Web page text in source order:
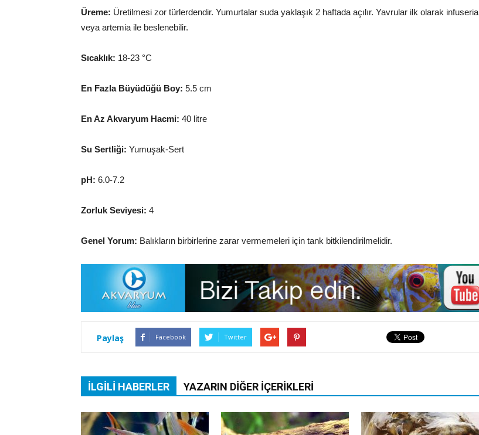
Üreme: Üretilmesi zor türlerdendir. Yumurtalar suda yaklaşık 2 haftada açılır. Yavrular ilk olarak infuseria
veya artemia ile beslenebilir.
Sıcaklık: 18-23 °C
En Fazla Büyüdüğü Boy: 5.5 cm
En Az Akvaryum Hacmi: 40 litre
Su Sertliği: Yumuşak-Sert
pH: 6.0-7.2
Zorluk Seviyesi: 4
Genel Yorum: Balıkların birbirlerine zarar vermemeleri için tank bitkilendirilmelidir.
Paylaş Facebook Twitter
İLGILI HABERLER YAZARIN DIĞER İÇERIKLERI